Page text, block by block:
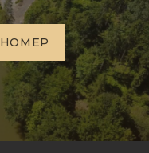
НОМ ЕР